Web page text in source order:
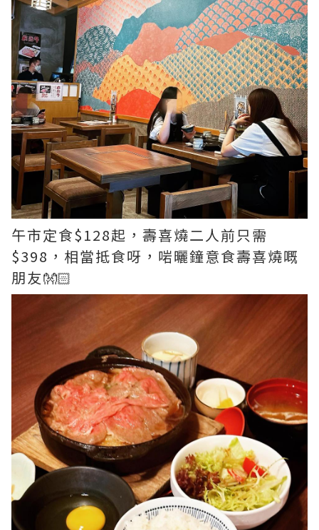
午市定食$128起，壽喜燒二人前只需
$398，相當抵食呀，啱曬鐘意食壽喜燒嘅
朋友👐🏻